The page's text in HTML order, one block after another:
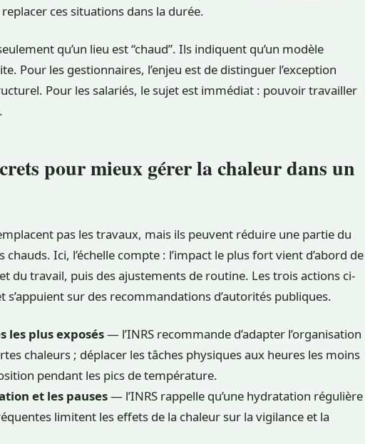
ces situations dans la durée.
qu’un lieu est “chaud”. Ils indiquent qu’un modèle
Pour les gestionnaires, l’enjeu est de distinguer l’exception
Pour les salariés, le sujet est immédiat : pouvoir travailler
pour mieux gérer la chaleur dans un
pas les travaux, mais ils peuvent réduire une partie du
Ici, l’échelle compte : l’impact le plus fort vient d’abord de
du travail, puis des ajustements de routine. Les trois actions ci-
s’appuient sur des recommandations d’autorités publiques.
les plus exposés— l’INRS recommande d’adapter l’organisation
chaleurs ; déplacer les tâches physiques aux heures les moins
pendant les pics de température.
et les pauses— l’INRS rappelle qu’une hydratation régulière
limitent les effets de la chaleur sur la vigilance et la